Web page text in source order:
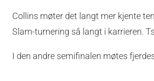
Collins møter det langt mer kjente
Slam-turnering så langt i karrieren.
I den andre semifinalen møtes